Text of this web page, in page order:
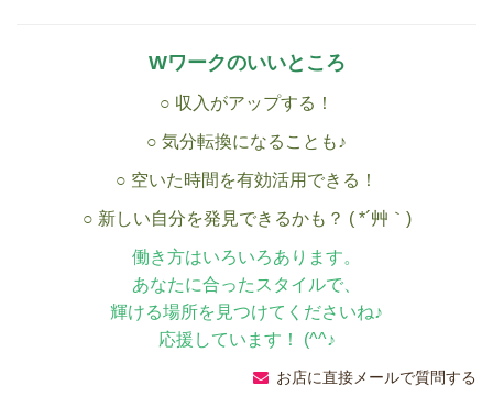
Wワークのいいところ
○ 収入がアップする！
○ 気分転換になることも♪
○ 空いた時間を有効活用できる！
○ 新しい自分を発見できるかも？ ( *´艸｀)
働き方はいろいろあります。
あなたに合ったスタイルで、
輝ける場所を見つけてくださいね♪
応援しています！ (^^♪
お店に直接メールで質問する